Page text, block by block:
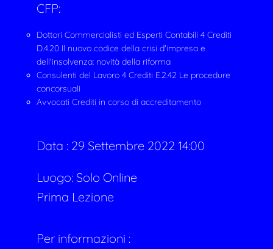
CFP:
Dottori Commercialisti ed Esperti Contabili 4 Crediti
D.4.20 Il nuovo codice della crisi d'impresa e
dell'insolvenza: novità della riforma
Consulenti del Lavoro 4 Crediti E.2.42 Le procedure
concorsuali
Avvocati Crediti in corso di accreditamento
Data : 29 Settembre 2022 14:00
Luogo: Solo Online
Prima Lezione
Per informazioni :